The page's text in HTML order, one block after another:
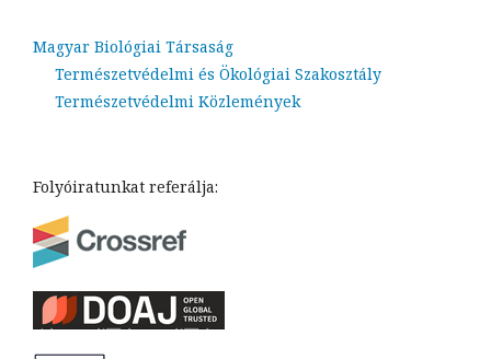
Magyar Biológiai Társaság
Természetvédelmi és Ökológiai Szakosztály
Természetvédelmi Közlemények
Folyóiratunkat referálja: